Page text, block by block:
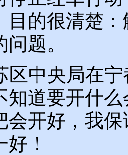
目的很清楚
题。
区中央局在
知道要开什
会开好，我
！